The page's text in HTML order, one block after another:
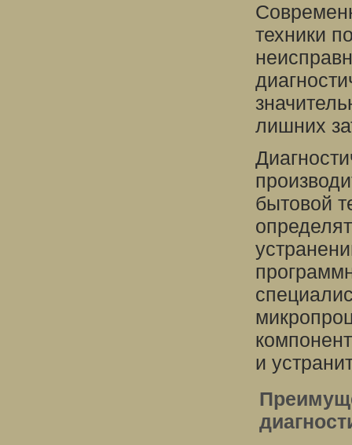
техники
лишних
бытовой
и